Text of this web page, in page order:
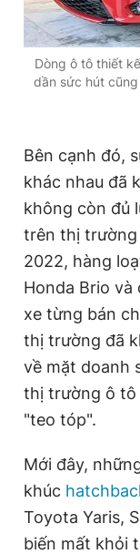
Dòng ô tô thiết
dần sức hút
Bên cạnh đó,
khác nhau đã
không còn đủ
trên thị trường
2022, hàng
Honda Brio và
xe từng bán
thị trường đã
về mặt doanh
thị trường ô tô
"teo tóp".
Mới đây,
khúc
Toyota Yaris,
biến mất khỏi